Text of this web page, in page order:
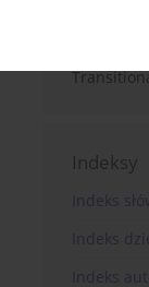
The
Priority?
Indeksy
Indeks
Indeks
Indeks